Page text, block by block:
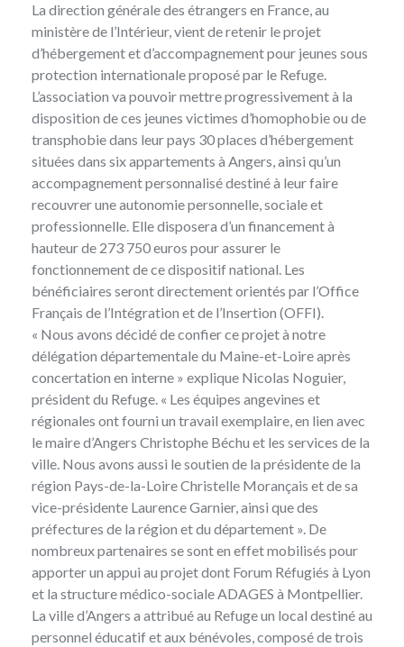
La direction générale des étrangers en France, au
ministère de l’Intérieur, vient de retenir le projet
d’hébergement et d’accompagnement pour jeunes sous
protection internationale proposé par le Refuge.
L’association va pouvoir mettre progressivement à la
disposition de ces jeunes victimes d’homophobie ou de
transphobie dans leur pays 30 places d’hébergement
situées dans six appartements à Angers, ainsi qu’un
accompagnement personnalisé destiné à leur faire
recouvrer une autonomie personnelle, sociale et
professionnelle. Elle disposera d’un financement à
hauteur de 273 750 euros pour assurer le
fonctionnement de ce dispositif national. Les
bénéficiaires seront directement orientés par l’Office
Français de l’Intégration et de l’Insertion (OFFI).
« Nous avons décidé de confier ce projet à notre
délégation départementale du Maine-et-Loire après
concertation en interne » explique Nicolas Noguier,
président du Refuge. « Les équipes angevines et
régionales ont fourni un travail exemplaire, en lien avec
le maire d’Angers Christophe Béchu et les services de la
ville. Nous avons aussi le soutien de la présidente de la
région Pays-de-la-Loire Christelle Morançais et de sa
vice-présidente Laurence Garnier, ainsi que des
préfectures de la région et du département ». De
nombreux partenaires se sont en effet mobilisés pour
apporter un appui au projet dont Forum Réfugiés à Lyon
et la structure médico-sociale ADAGES à Montpellier.
La ville d’Angers a attribué au Refuge un local destiné au
personnel éducatif et aux bénévoles, composé de trois